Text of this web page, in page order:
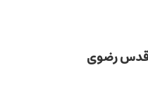
قدس رضوی​​​​​​​​​​​​​​